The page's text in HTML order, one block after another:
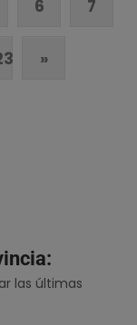
6 7
»
las últimas